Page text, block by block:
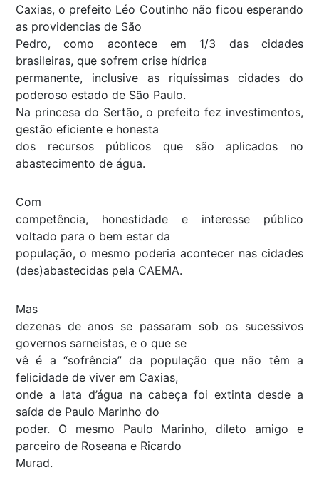
Caxias, o prefeito Léo Coutinho não ficou esperando
as providencias de São
Pedro, como acontece em 1/3 das cidades
brasileiras, que sofrem crise hídrica
permanente, inclusive as riquíssimas cidades do
poderoso estado de São Paulo.
Na princesa do Sertão, o prefeito fez investimentos,
gestão eficiente e honesta
dos recursos públicos que são aplicados no
abastecimento de água.
Com
competência, honestidade e interesse público
voltado para o bem estar da
população, o mesmo poderia acontecer nas cidades
(des)abastecidas pela CAEMA.
Mas
dezenas de anos se passaram sob os sucessivos
governos sarneistas, e o que se
vê é a “sofrência” da população que não têm a
felicidade de viver em Caxias,
onde a lata d’água na cabeça foi extinta desde a
saída de Paulo Marinho do
poder. O mesmo Paulo Marinho, dileto amigo e
parceiro de Roseana e Ricardo
Murad.